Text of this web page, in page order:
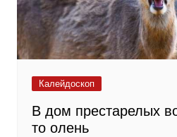
Калейдоскоп
В дом престарелых
то олень